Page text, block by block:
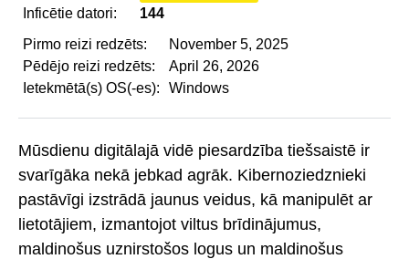
Inficētie datori:
144
Pirmo reizi redzēts:
November 5, 2025
Pēdējo reizi redzēts:
April 26, 2026
Ietekmētā(s) OS(-es):
Windows
Mūsdienu digitālajā vidē piesardzība tiešsaistē ir
svarīgāka nekā jebkad agrāk. Kibernoziedznieki
pastāvīgi izstrādā jaunus veidus, kā manipulēt ar
lietotājiem, izmantojot viltus brīdinājumus,
maldinošus uznirstošos logus un maldinošus